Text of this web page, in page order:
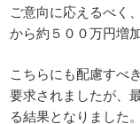
ご意向に応えるべく
から約５００万円増
こちらにも配慮すべ
要求されましたが、
る結果となりました。